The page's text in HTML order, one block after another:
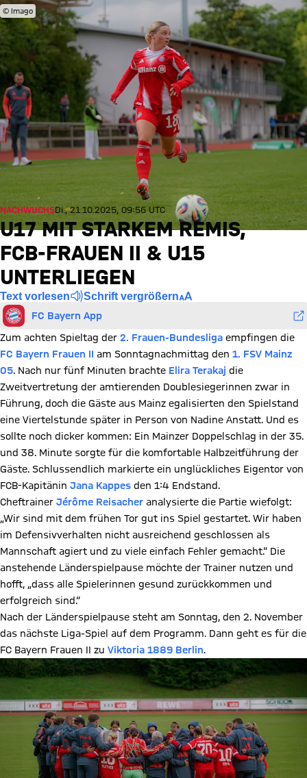
© Imago
NACHWUCHSDi., 21.10.2025, 09:56 UTC
U17 MIT STARKEM REMIS,
FCB-FRAUEN II & U15
UNTERLIEGEN
Text vorlesen Schrift vergrößern
FC Bayern App
Zum achten Spieltag der 2. Frauen-Bundesliga empfingen die
FC Bayern Frauen II am Sonntagnachmittag den 1. FSV Mainz
05. Nach nur fünf Minuten brachte Elira Terakaj die
Zweitvertretung der amtierenden Doublesiegerinnen zwar in
Führung, doch die Gäste aus Mainz egalisierten den Spielstand
eine Viertelstunde später in Person von Nadine Anstatt. Und es
sollte noch dicker kommen: Ein Mainzer Doppelschlag in der 35.
und 38. Minute sorgte für die komfortable Halbzeitführung der
Gäste. Schlussendlich markierte ein unglückliches Eigentor von
FCB-Kapitänin Jana Kappes den 1:4 Endstand.
Cheftrainer Jérôme Reisacher analysierte die Partie wiefolgt:
„Wir sind mit dem frühen Tor gut ins Spiel gestartet. Wir haben
im Defensivverhalten nicht ausreichend geschlossen als
Mannschaft agiert und zu viele einfach Fehler gemacht.“ Die
anstehende Länderspielpause möchte der Trainer nutzen und
hofft, „dass alle Spielerinnen gesund zurückkommen und
erfolgreich sind.“
Nach der Länderspielpause steht am Sonntag, den 2. November
das nächste Liga-Spiel auf dem Programm. Dann geht es für die
FC Bayern Frauen II zu Viktoria 1889 Berlin.